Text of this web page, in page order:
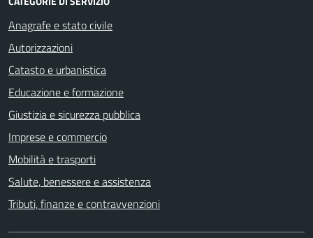
Anagrafe e stato civile
Autorizzazioni
Catasto e urbanistica
Educazione e formazione
Giustizia e sicurezza pubblica
Imprese e commercio
Mobilità e trasporti
Salute, benessere e assistenza
Tributi, finanze e contravvenzioni